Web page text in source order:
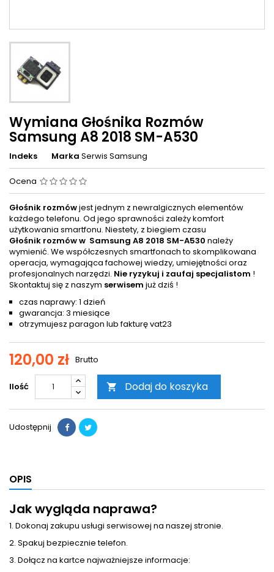
Wymiana Głośnika Rozmów
Samsung A8 2018 SM-A530
Indeks Marka Serwis Samsung
Ocena
Głośnik rozmówjest jednym z newralgicznych elementów
każdego telefonu. Od jego sprawności zależy komfort
użytkowania smartfonu. Niestety, z biegiem czasu
Głośnik rozmów w Samsung A8 2018 SM-A530 należy
wymienić. We współczesnych smartfonach to skomplikowana
operacja, wymagająca fachowej wiedzy, umiejętności oraz
profesjonalnych narzędzi. Nie ryzykuj i zaufaj specjalistom !
Skontaktuj się z naszym serwisem już dziś !
czas naprawy: 1 dzień
gwarancja: 3 miesiące
otrzymujesz paragon lub fakturę vat23
120,00 zł Brutto
Ilość  Dodaj do koszyka
Udostępnij
OPIS
Jak wygląda naprawa?
1. Dokonaj zakupu usługi serwisowej na naszej stronie.
2. Spakuj bezpiecznie telefon.
3. Dołącz na kartce najważniejsze informacje: